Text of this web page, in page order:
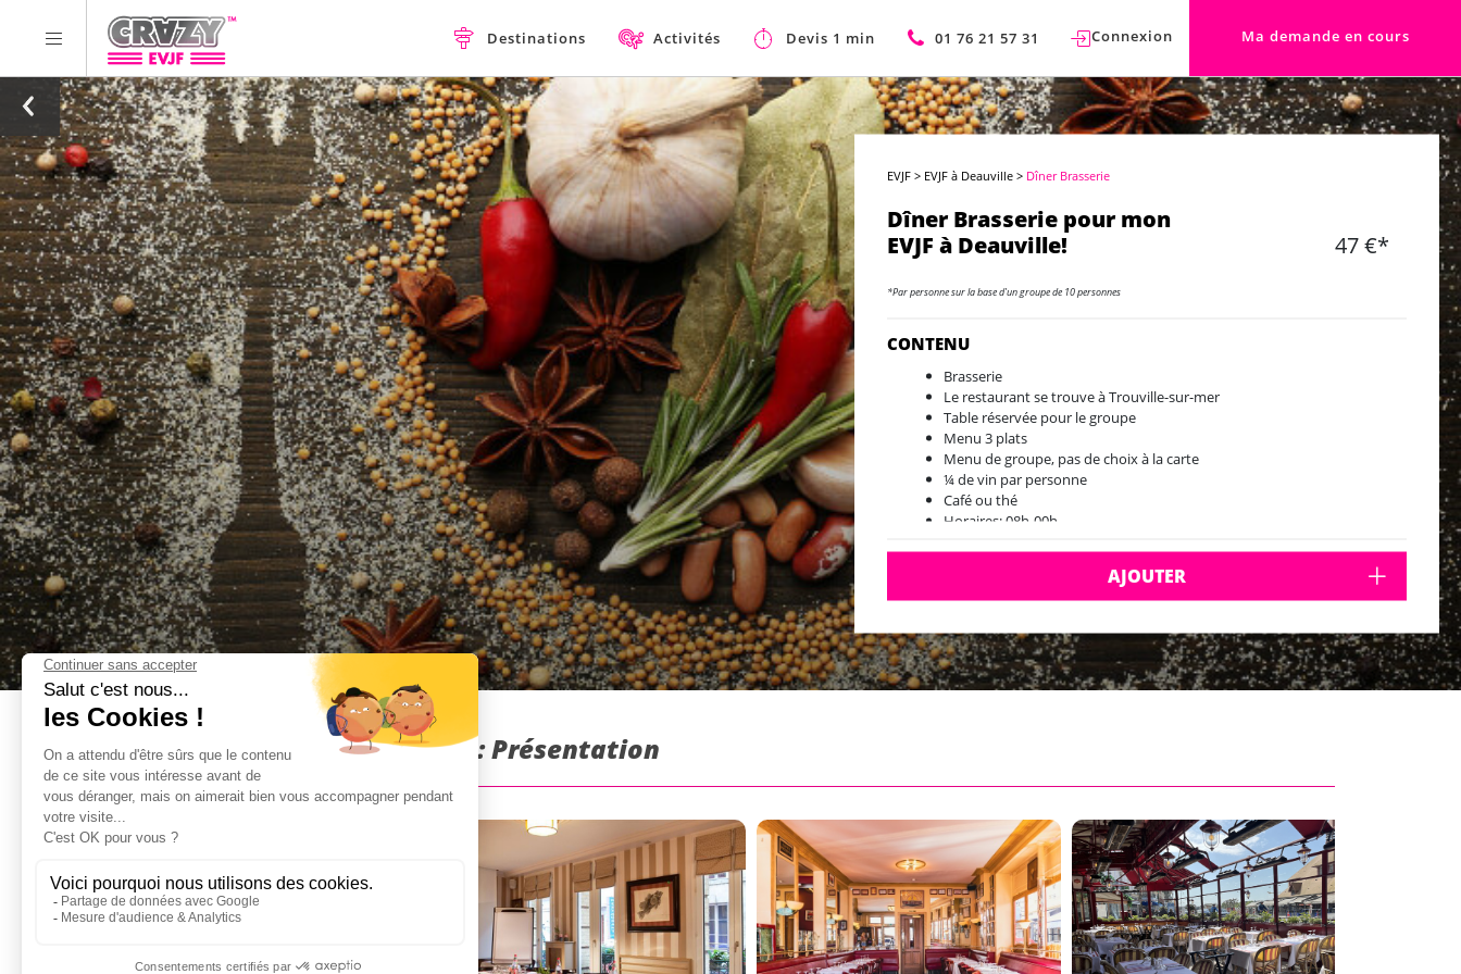
Destinations Activités Devis 1 min 01 76 21 57 31 Connexion Ma demande en cours
EVJF > EVJF à Deauville > Dîner Brasserie
Dîner Brasserie pour mon
EVJF à Deauville!
47 €*
*Par personne sur la base d'un groupe de 10 personnes
CONTENU
Brasserie
Le restaurant se trouve à Trouville-sur-mer
Table réservée pour le groupe
Menu 3 plats
Menu de groupe, pas de choix à la carte
¼ de vin par personne
Café ou thé
Horaires: 08h-00h
AJOUTER
Dîner Brasserie à Deauville : Présentation